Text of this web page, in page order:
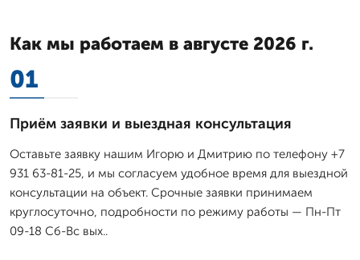
Как мы работаем в августе 2026 г.
01
Приём заявки и выездная консультация
Оставьте заявку нашим Игорю и Дмитрию по телефону +7
931 63-81-25, и мы согласуем удобное время для выездной
консультации на объект. Срочные заявки принимаем
круглосуточно, подробности по режиму работы — Пн-Пт
09-18 Сб-Вс вых..